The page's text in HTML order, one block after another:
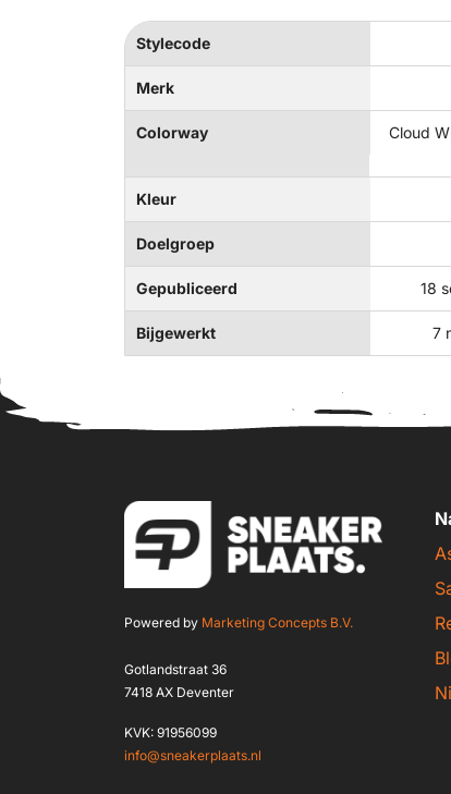
Stylecode
Merk
Colorway
Cloud
Kleur
Doelgroep
Gepubliceerd 18
Bijgewerkt 7
Powered by Marketing Concepts B.V.
Gotlandstraat 36
7418 AX Deventer
KVK: 91956099
info@sneakerplaats.nl